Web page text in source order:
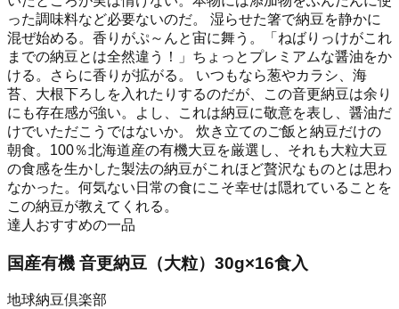
った調味料など必要ないのだ。 湿らせた箸で納豆を静かに
混ぜ始める。香りがぷ～んと宙に舞う。「ねばりっけがこれ
までの納豆とは全然違う！」ちょっとプレミアムな醤油をか
ける。さらに香りが拡がる。 いつもなら葱やカラシ、海
苔、大根下ろしを入れたりするのだが、この音更納豆は余り
にも存在感が強い。よし、これは納豆に敬意を表し、醤油だ
けでいただこうではないか。 炊き立てのご飯と納豆だけの
朝食。100％北海道産の有機大豆を厳選し、それも大粒大豆
の食感を生かした製法の納豆がこれほど贅沢なものとは思わ
なかった。何気ない日常の食にこそ幸せは隠れていることを
この納豆が教えてくれる。
達人おすすめの一品
国産有機 音更納豆（大粒）30g×16食入
地球納豆倶楽部